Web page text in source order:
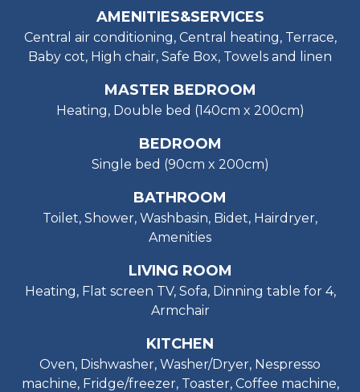
AMENITIES&SERVICES
Central air conditioning, Central heating, Terrace,
Baby cot, High chair, Safe Box, Towels and linen
MASTER BEDROOM
Heating, Double bed (140cm x 200cm)
BEDROOM
Single bed (90cm x 200cm)
BATHROOM
Toilet, Shower, Washbasin, Bidet, Hairdryer,
Amenities
LIVING ROOM
Heating, Flat screen TV, Sofa, Dinning table for 4,
Armchair
KITCHEN
Oven, Dishwasher, Washer/Dryer, Nespresso
machine, Fridge/freezer, Toaster, Coffee machine,